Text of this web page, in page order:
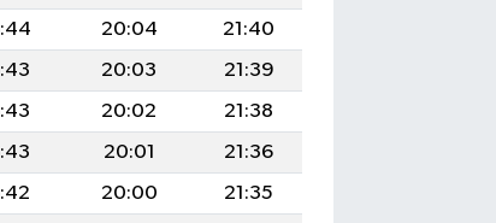
20:04
21:40
20:03
21:39
20:02
21:38
20:01
21:36
20:00
21:35